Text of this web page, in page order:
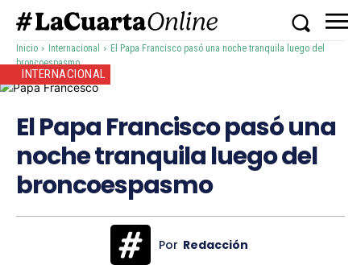
Inicio Internacional
El Papa Francisco pasó una noche tranquila luego del
broncoespasmo
INTERNACIONAL
El Papa Francisco pasó una
noche tranquila luego del
broncoespasmo
Por Redacción